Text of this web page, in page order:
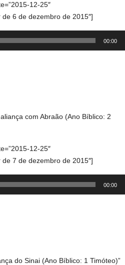
12-25″
6 de dezembro de 2015″]
00:00
com Abraão (Ano Bíblico: 2
12-25″
7 de dezembro de 2015″]
00:00
do Sinai (Ano Bíblico: 1 Timóteo)”